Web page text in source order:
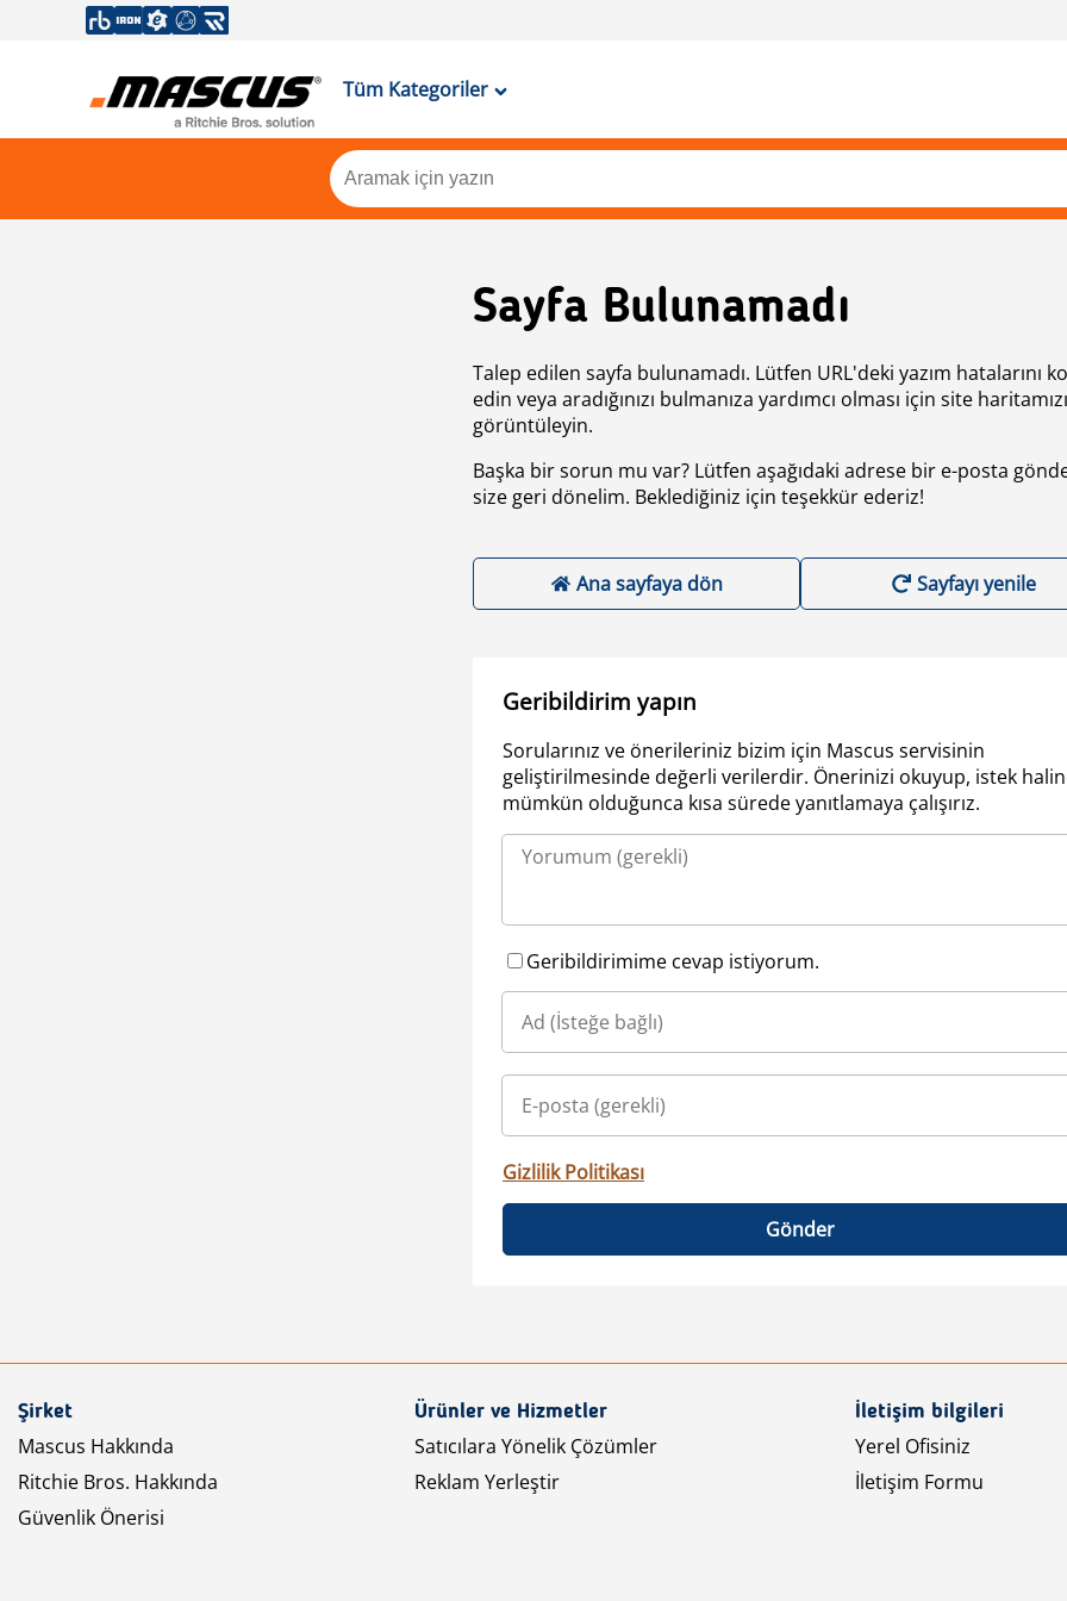
Tüm Kategoriler
Sayfa Bulunamadı
Talep edilen sayfa bulunamadı. Lütfen URL'deki yazım hatalarını
edin veya aradığınızı bulmanıza yardımcı olması için site haritamızı
görüntüleyin.
Başka bir sorun mu var? Lütfen aşağıdaki adrese bir e-posta
size geri dönelim. Beklediğiniz için teşekkür ederiz!
Ana sayfaya dön Sayfayı yenile
Geribildirim yapın
Sorularınız ve önerileriniz bizim için Mascus servisinin
geliştirilmesinde değerli verilerdir. Önerinizi okuyup, istek
mümkün olduğunca kısa sürede yanıtlamaya çalışırız.
Geribildirimime cevap istiyorum.
Gizlilik Politikası
Gönder
Şirket
Mascus Hakkında
Ritchie Bros. Hakkında
Güvenlik Önerisi
Ürünler ve Hizmetler
Satıcılara Yönelik Çözümler
Reklam Yerleştir
İletişim bilgileri
Yerel Ofisiniz
İletişim Formu